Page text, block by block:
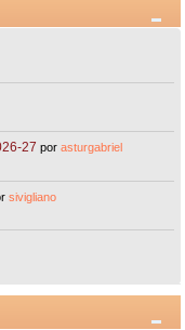
27 porasturgabriel
sivigliano